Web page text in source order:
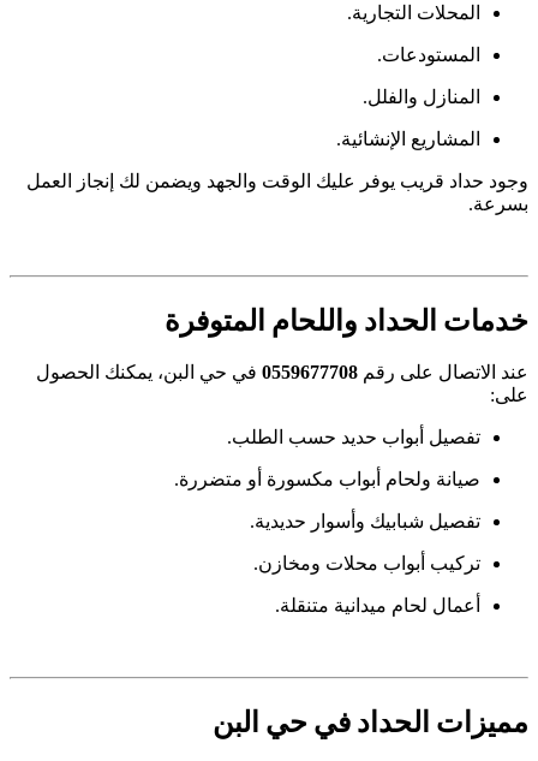
المحلات التجارية.
المستودعات.
المنازل والفلل.
المشاريع الإنشائية.
وجود حداد قريب يوفر عليك الوقت والجهد ويضمن لك إنجاز العمل
بسرعة.
خدمات الحداد واللحام المتوفرة
عند الاتصال على رقم 0559677708 في حي البن، يمكنك الحصول
على:
تفصيل أبواب حديد حسب الطلب.
صيانة ولحام أبواب مكسورة أو متضررة.
تفصيل شبابيك وأسوار حديدية.
تركيب أبواب محلات ومخازن.
أعمال لحام ميدانية متنقلة.
مميزات الحداد في حي البن